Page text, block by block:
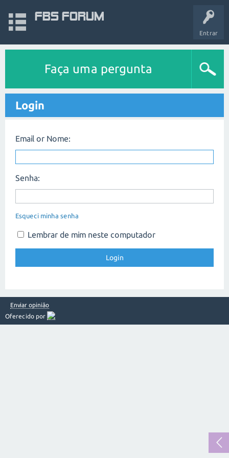
Entrar
FBS Forum
Faça uma pergunta
Login
Email or Nome:
Senha:
Esqueci minha senha
Lembrar de mim neste computador
Enviar opinião
Oferecido por